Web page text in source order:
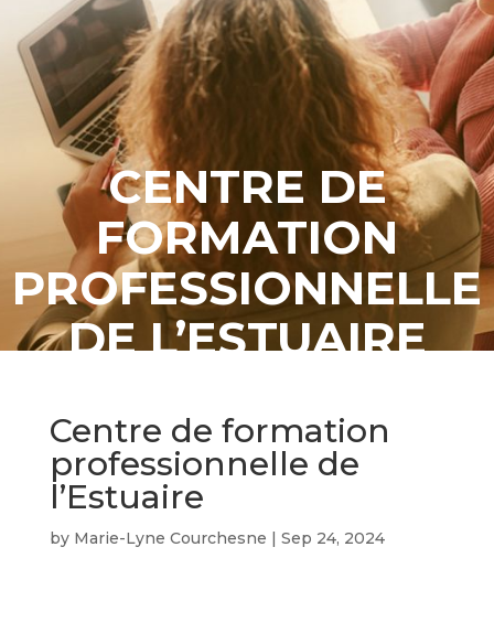
CENTRE DE
FORMATION
PROFESSIONNELLE
DE L’ESTUAIRE
Centre de formation
professionnelle de
l’Estuaire
by Marie-Lyne Courchesne Sep 24, 2024